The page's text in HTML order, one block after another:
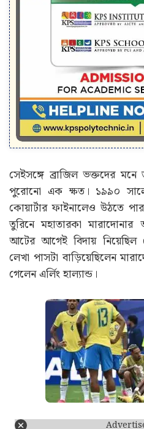
সেইসঙ্গে ব্রাজিল ভক্তদের
পুরোনো এক ক্ষত। ১৯৯০
কোয়ার্টার ফাইনালেও উঠতে
তুরিনে মহাতারকা মারাদোনার
আটের আগেই বিদায় নিয়েছিল
লেখা পাসটা বাড়িয়েছিলেন
গেলেন এর্লিং হাল্যান্ড।